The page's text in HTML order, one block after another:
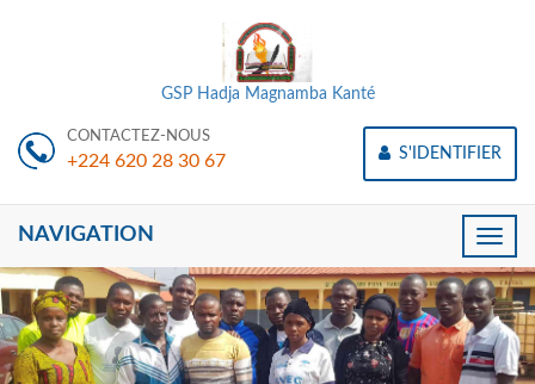
GSP Hadja Magnamba Kanté
CONTACTEZ-NOUS
+224 620 28 30 67 S'IDENTIFIER
Toggle
NAVIGATION